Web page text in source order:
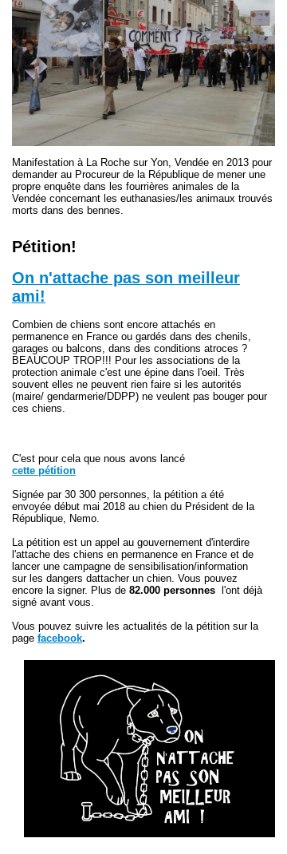
Manifestation à La Roche sur Yon, Vendée en 2013 pour
demander au Procureur de la République de mener une
propre enquête dans les fourrières animales de la
Vendée concernant les euthanasies/les animaux trouvés
morts dans des bennes.
Pétition!
On n'attache pas son meilleur
ami!
Combien de chiens sont encore attachés en
permanence en France ou gardés dans des chenils,
garages ou balcons, dans des conditions atroces ?
BEAUCOUP TROP!!! Pour les associations de la
protection animale c'est une épine dans l'oeil. Très
souvent elles ne peuvent rien faire si les autorités
(maire/ gendarmerie/DDPP) ne veulent pas bouger pour
ces chiens.
C'est pour cela que nous avons lancé
cette pétition
Signée par 30 300 personnes, l a pétition a été
envoyée début mai 2018 au chien du Président de la
République, Nemo.
La pétition est un appel au gouvernement d'interdire
l'attache des chiens en permanence en France et de
lancer une campagne de sensibilisation/information
sur les dangers dattacher un chien. Vous pouvez
encore la signer. Plus de 82.000 personnes l'ont déjà
signé avant vous.
Vous pouvez suivre les actualités de la pétition sur la
page facebook.